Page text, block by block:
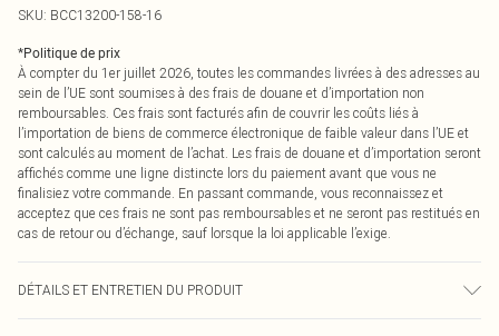
SKU: BCC13200-158-16
*Politique de prix
À compter du 1er juillet 2026, toutes les commandes livrées à des adresses au
sein de l’UE sont soumises à des frais de douane et d’importation non
remboursables. Ces frais sont facturés afin de couvrir les coûts liés à
l’importation de biens de commerce électronique de faible valeur dans l’UE et
sont calculés au moment de l’achat. Les frais de douane et d’importation seront
affichés comme une ligne distincte lors du paiement avant que vous ne
finalisiez votre commande. En passant commande, vous reconnaissez et
acceptez que ces frais ne sont pas remboursables et ne seront pas restitués en
cas de retour ou d’échange, sauf lorsque la loi applicable l’exige.
DÉTAILS ET ENTRETIEN DU PRODUIT